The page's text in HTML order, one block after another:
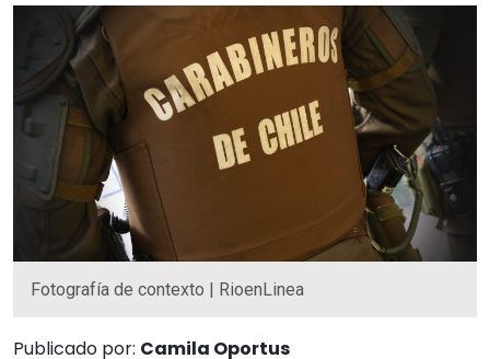
Fotografía de contexto | RioenLinea
Publicado por: Camila Oportus